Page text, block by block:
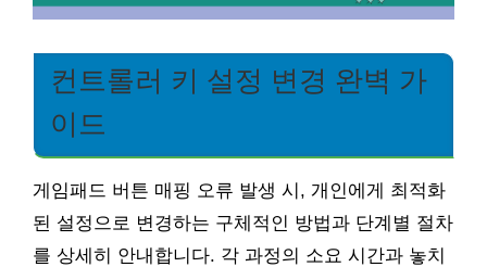
컨트롤러 키 설정 변경 완벽 가
이드
게임패드 버튼 매핑 오류 발생 시, 개인에게 최적화
된 설정으로 변경하는 구체적인 방법과 단계별 절차
를 상세히 안내합니다. 각 과정의 소요 시간과 놓치